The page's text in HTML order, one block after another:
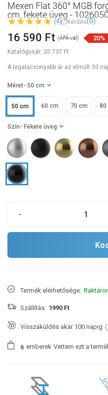
Mexen Flat 360° MGB
cm, fekete üveg -
(4) Kérdés(0)
Katalógusár: 20 737 Ft
16 590 Ft (ÁFÁ-val) 20%
A legalacsonyabb ár az elmúlt 30
Méret - 50 cm
50 cm 60 cm 70 cm 80
Szín - Fekete üveg
-
Termék elérhetősége:
Szállítás: 1990 Ft
Visszaküldés akár 100 napig
6 emberek Vettem ezt a